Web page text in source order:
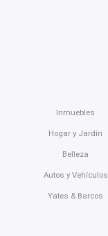
Inmuebles
Hogar y Jardín
Belleza
Autos y Vehículos
Yates & Barcos